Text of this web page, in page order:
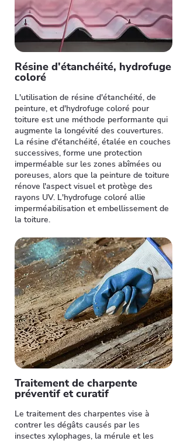
Résine d'étanchéité, hydrofuge
coloré
L'utilisation de résine d'étanchéité, de
peinture, et d'hydrofuge coloré pour
toiture est une méthode performante qui
augmente la longévité des couvertures.
La résine d'étanchéité, étalée en couches
successives, forme une protection
imperméable sur les zones abîmées ou
poreuses, alors que la peinture de toiture
rénove l'aspect visuel et protège des
rayons UV. L'hydrofuge coloré allie
imperméabilisation et embellissement de
la toiture.
Traitement de charpente
préventif et curatif
Le traitement des charpentes vise à
contrer les dégâts causés par les
insectes xylophages, la mérule et les